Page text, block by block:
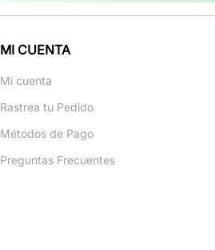
MI CUENTA
Mi cuenta
Rastrea tu Pedido
Métodos de Pago
Preguntas Frecuentes